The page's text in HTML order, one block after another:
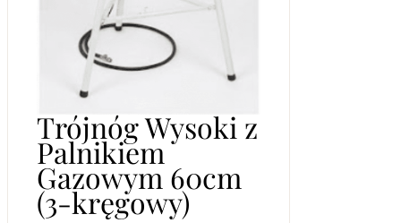
Trójnóg Wysoki z
Palnikiem
Gazowym 60cm
(3-kręgowy)